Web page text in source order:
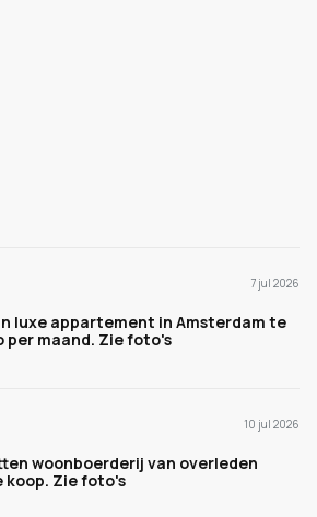
7 jul 2026
luxe appartement in Amsterdam te
per maand. Zie foto's
10 jul 2026
woonboerderij van overleden
koop. Zie foto's